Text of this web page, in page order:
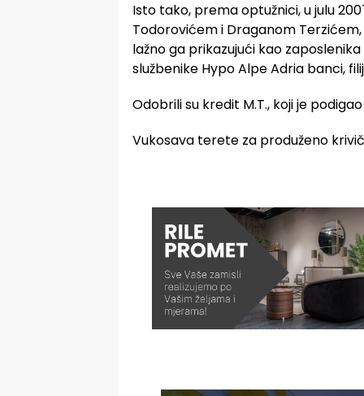
Isto tako, prema optužnici, u julu
Todorovićem i Draganom
lažno ga prikazujući kao
službenike Hypo Alpe Adria banci,
Odobrili su kredit M.T., koji je
Vukosava terete za produženo